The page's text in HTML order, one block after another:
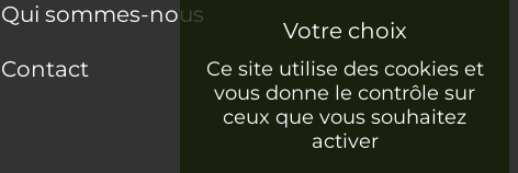
Qui sommes-nous
Contact
Ce site utilise des cookies et
vous donne le contrôle sur
ceux que vous souhaitez
activer